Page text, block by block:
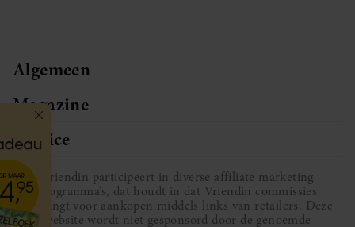
Algemeen
Magazine
Service
Vriendin participeert in diverse affiliate marketing
programma’s, dat houdt in dat Vriendin commissies
ontvangt voor aankopen middels links van retailers. Deze
website wordt niet gesponsord door de genoemde